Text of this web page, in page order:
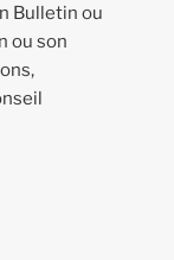
Bulletin ou
ou son